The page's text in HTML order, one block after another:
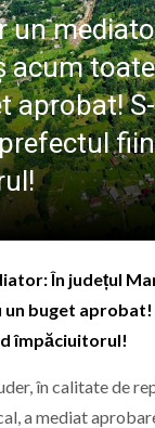
un
acum
aprobat!
În județul
buget aprobat!
împăciuitorul!
în calitate de
a mediat